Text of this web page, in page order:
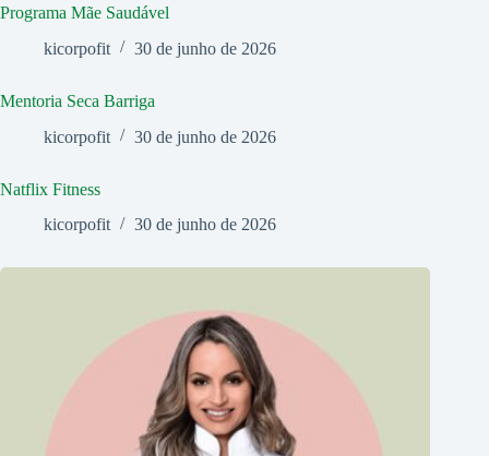
Programa Mãe Saudável
kicorpofit
30 de junho de 2026
Mentoria Seca Barriga
kicorpofit
30 de junho de 2026
Natflix Fitness
kicorpofit
30 de junho de 2026